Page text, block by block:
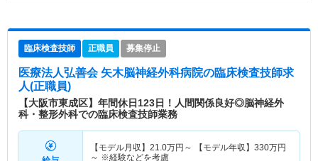
臨床検査技師 正職員 募集停止
医療法人弘善会 矢木脳神経外科病院の臨床検査技師求
人(正職員)
【大阪市東成区】年間休日123日！人間関係良好◎脳神経外
科・整形外科での臨床検査技師業務
【モデル月収】 21.0万円～ 【モデル年収】 330万円
～ ※経験などを考慮